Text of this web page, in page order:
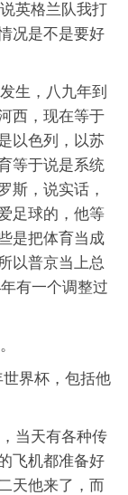
英格兰队我打
况是不是要好
生，八九年到
西，现在等于
以色列，以苏
等于说是系统
斯，说实话，
足球的，他等
是把体育当成
以普京当上总
有一个调整过
界杯，包括他
当天有各种传
飞机都准备好
天他来了，而